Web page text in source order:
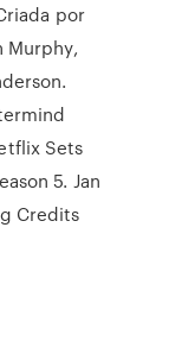
por
Murphy,
Sets
5. Jan
Credits